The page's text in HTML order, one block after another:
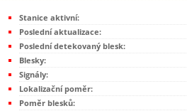
Stanice aktivní:
Poslední aktualizace:
Poslední detekovaný blesk:
Blesky:
Signály:
Lokalizační poměr:
Poměr blesků: